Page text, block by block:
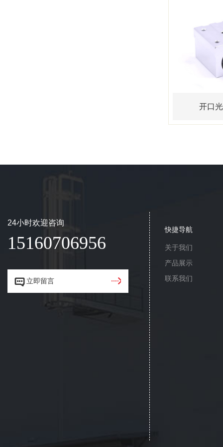
开口
24小时欢迎咨询
15160706956
 立即留言
快捷导航
关于我们
产品展示
联系我们